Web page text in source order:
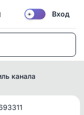
☀️ Вход
канала